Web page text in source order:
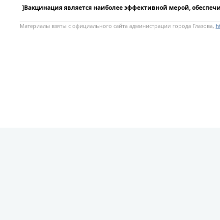
]Вакцинация является наиболее эффективной мерой,
Материалы взяты с официального сайта администрации города Глазова,